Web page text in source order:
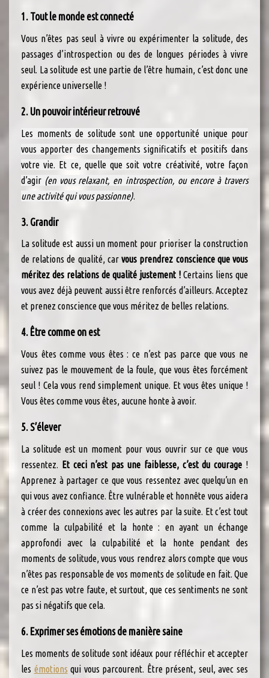
1. Tout le monde est connecté
Vous n’êtes pas seul à vivre ou expérimenter la solitude, des
passages d’introspection ou des de longues périodes à vivre
seul. La solitude est une partie de l’être humain, c’est donc une
expérience universelle !
2. Un pouvoir intérieur retrouvé
Les moments de solitude sont une opportunité unique pour
vous apporter des changements significatifs et positifs dans
votre vie. Et ce, quelle que soit votre créativité, votre façon
d’agir (en vous relaxant, en introspection, ou encore à travers
une activité qui vous passionne).
3. Grandir
La solitude est aussi un moment pour prioriser la construction
de relations de qualité, carvous prendrez conscience que vous
méritez des relations de qualité justement ! Certains liens que
vous avez déjà peuvent aussi être renforcés d’ailleurs. Acceptez
et prenez conscience que vous méritez de belles relations.
4. Être comme on est
Vous êtes comme vous êtes : ce n’est pas parce que vous ne
suivez pas le mouvement de la foule, que vous êtes forcément
seul ! Cela vous rend simplement unique. Et vous êtes unique !
Vous êtes comme vous êtes, aucune honte à avoir.
5. S’élever
La solitude est un moment pour vous ouvrir sur ce que vous
ressentez. Et ceci n’est pas une faiblesse, c’est du courage !
Apprenez à partager ce que vous ressentez avec quelqu’un en
qui vous avez confiance. Être vulnérable et honnête vous aidera
à créer des connexions avec les autres par la suite. Et c’est tout
comme la culpabilité et la honte : en ayant un échange
approfondi avec la culpabilité et la honte pendant des
moments de solitude, vous vous rendrez alors compte que vous
n’êtes pas responsable de vos moments de solitude en fait. Que
ce n’est pas votre faute, et surtout, que ces sentiments ne sont
pas si négatifs que cela.
6. Exprimer ses émotions de manière saine
Les moments de solitude sont idéaux pour réfléchir et accepter
les émotions qui vous parcourent. Être présent, seul, avec ses